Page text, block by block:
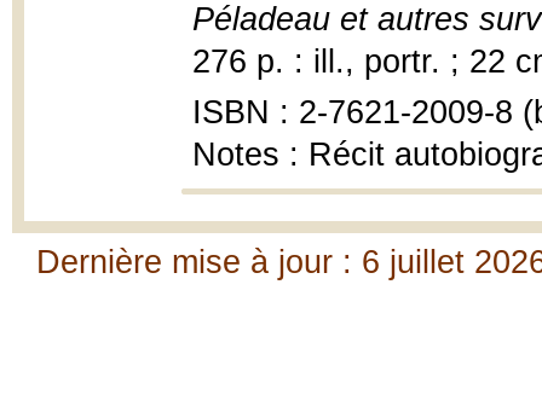
Péladeau et autres
276 p. : ill., portr. ; 22
ISBN : 2-7621-2009-8
Notes : Récit
Dernière mise à jour : 6 juillet